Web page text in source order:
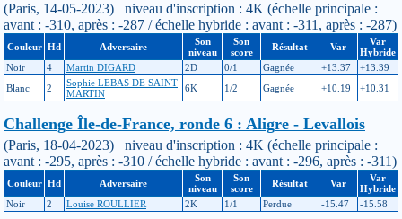
(Paris, 14-05-2023) niveau d'inscription : 4K (échelle principale :
avant : -310, après : -287 / échelle hybride : avant : -311, après : -287)
Couleur Hd Adversaire
Son
niveau
Son
score
Résultat Var
Var
Hybride
Noir
4 Martin DIGARD 2D 0/1 Gagnée +13.37
+13.39
Blanc
2
Sophie LEBAS DE SAINT
MARTIN
6K 1/2 Gagnée +10.19 +10.31
Challenge Île-de-France, ronde 6 : Aligre - Levallois
(Paris, 18-04-2023) niveau d'inscription : 4K (échelle principale :
avant : -295, après : -310 / échelle hybride : avant : -296, après : -311)
Couleur Hd Adversaire
Son
niveau
Son
score
Résultat Var
Var
Hybride
Noir
2 Louise ROULLIER 2K 1/1 Perdue -15.47 -15.58